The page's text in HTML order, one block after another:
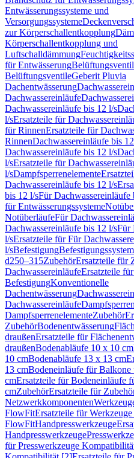
Entwässerungssysteme und
Versorgungssysteme
zur Körperschallentkopplung
Körperschallentkopplung und
Luftschalldämmung
für Entwässerung
BelüftungsventileGeberit Pluvia
Dachentwässerung
Dachwassereinläufe
Dachwassereinläufe bis 12 l/s
l/sErsatzteile für
für RinnenErsatzteile für
RinnenDachwassereinläufe bis
Dachwassereinläufe bis 12 l/s
l/sErsatzteile für
l/sDampfsperrenelemente
Dachwassereinläufe bis 12 l/s
bis 12 l/sFür Dachwassereinläufe
für Entwässerungssysteme
NotüberläufeFür
Dachwassereinläufe bis 12 l/sFür
l/sErsatzteile für Für
l/sBefestigung
d250–315ZubehörErsatzteile für
DachwassereinläufeErsatzteile
BefestigungKonventionelle
Dachentwässerung
Dachwassereinläufe
DampfsperrenelementeZubehör
ZubehörBodenentwässerung
draußenErsatzteile für
draußenBodenabläufe 10 x 10 cm
10 cmBodenabläufe 13 x 13 cm
13 cmBodeneinläufe für Balkone
cmErsatzteile für Bodeneinläufe
cmZubehörErsatzteile für
Netzwerkkomponenten
FlowFitErsatzteile für
FlowFitHandpresswerkzeuge
Handpresswerkzeuge
für Presswerkzeuge